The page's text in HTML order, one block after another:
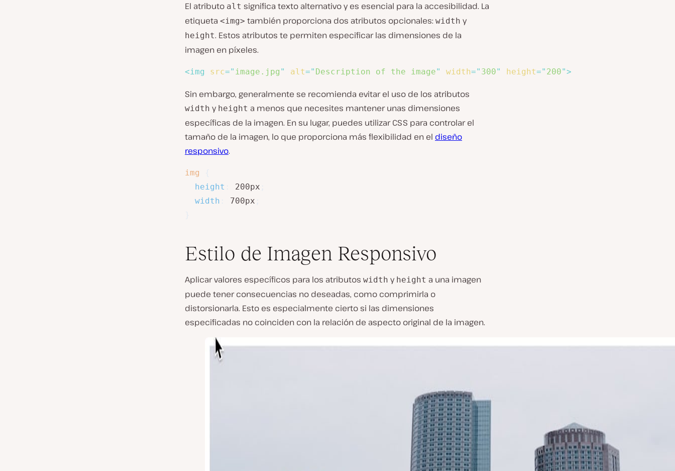
El atributo alt significa texto alternativo y es esencial para la accesibilidad. La
etiqueta <img> también proporciona dos atributos opcionales: width y
height. Estos atributos te permiten especificar las dimensiones de la
imagen en píxeles.
<img src=" image.jpg " alt=" Description of the image" width=" 300" height=" 200">
Sin embargo, generalmente se recomienda evitar el uso de los atributos
width y height a menos que necesites mantener unas dimensiones
específicas de la imagen. En su lugar, puedes utilizar CSS para controlar el
tamaño de la imagen, lo que proporciona más flexibilidad en el diseño
responsivo.
img
height
200px
width
700px
Estilo de Imagen Responsivo
Aplicar valores específicos para los atributos width y height a una imagen
puede tener consecuencias no deseadas, como comprimirla o
distorsionarla. Esto es especialmente cierto si las dimensiones
especificadas no coinciden con la relación de aspecto original de la imagen.